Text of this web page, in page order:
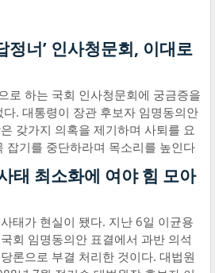
정너’ 인사청문회, 이대로
로 하는 국회 인사청문회에 궁금증을
. 대통령이 장관 후보자 임명동의안
갖가지 의혹을 제기하며 사퇴를 요
잡기를 중단하라며 목소리를 높인다
태 최소화에 여야 힘 모아
태가 현실이 됐다. 지난 6일 이균용
회 임명동의안 표결에서 과반 의석
론으로 부결 처리한 것이다. 대법원